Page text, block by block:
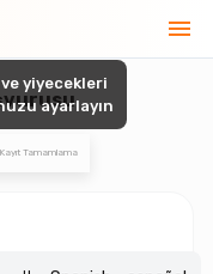
Kayıt Tamamlama
yiyecekleri
ayarlayın